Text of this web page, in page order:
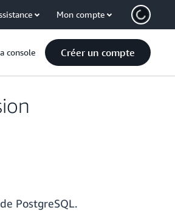
Mon compte
console Créer un compte
PostgreSQL.